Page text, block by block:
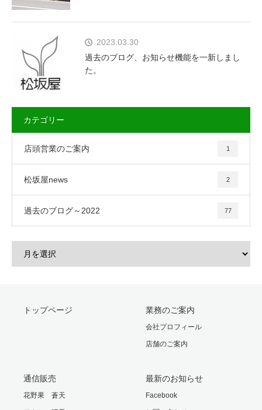
2023.03.30
過去のブログ、お知らせ機能を一新しまし
た。
カテゴリー
店頭営業のご案内 1
松坂屋news 2
過去のブログ～2022 77
トップページ 業務のご案内
会社プロフィール
店舗のご案内
通信販売
花野果 蒼天
最新のお知らせ
Facebook